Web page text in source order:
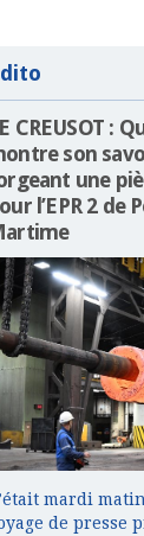
CREUSOT :
son
une
l’EPR 2 de
mardi
de presse